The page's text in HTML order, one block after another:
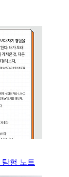
탐험 노트